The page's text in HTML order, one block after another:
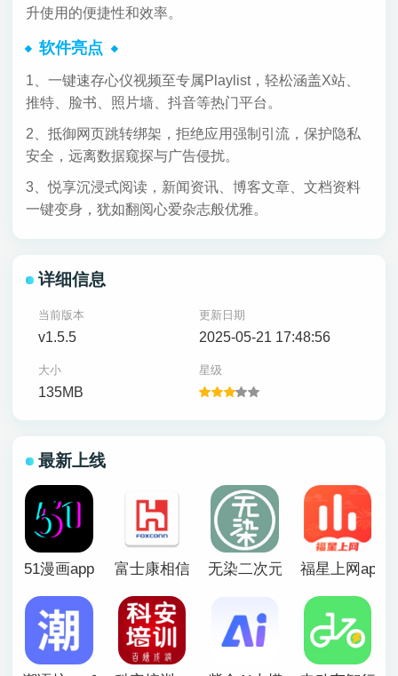
升使用的便捷性和效率。
软件亮点
1、一键速存心仪视频至专属Playlist，轻松涵盖X站、
推特、脸书、照片墙、抖音等热门平台。
2、抵御网页跳转绑架，拒绝应用强制引流，保护隐私
安全，远离数据窥探与广告侵扰。
3、悦享沉浸式阅读，新闻资讯、博客文章、文档资料
一键变身，犹如翻阅心爱杂志般优雅。
详细信息
当前版本
v1.5.5
更新日期
2025-05-21 17:48:56
大小
135MB
星级
最新上线
51漫画app 富士康相信app官方版无染二次元漫画app福星上网app